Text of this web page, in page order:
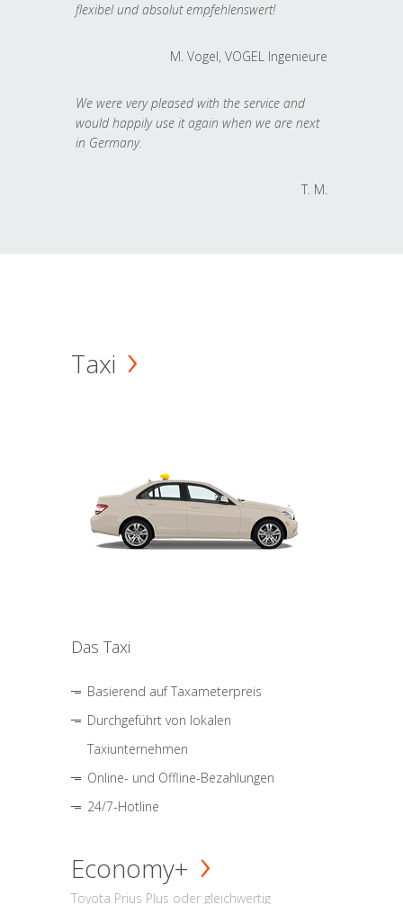
flexibel und absolut empfehlenswert!
M. Vogel, VOGEL Ingenieure
We were very pleased with the service and
would happily use it again when we are next
in Germany.
T. M.
Taxi
Das Taxi
Basierend auf Taxameterpreis
Durchgeführt von lokalen
Taxiunternehmen
Online- und Offline-Bezahlungen
24/7-Hotline
Economy+
Toyota Prius Plus oder gleichwertig